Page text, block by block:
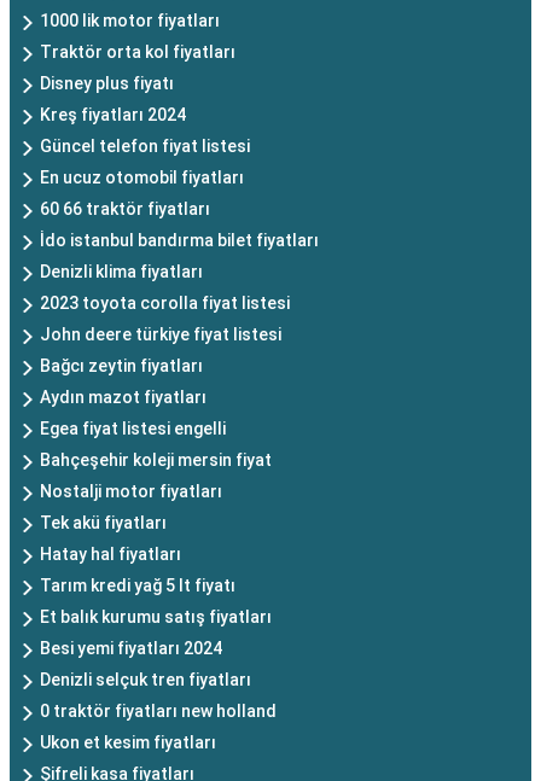
1000 lik motor fiyatları
Traktör orta kol fiyatları
Disney plus fiyatı
Kreş fiyatları 2024
Güncel telefon fiyat listesi
En ucuz otomobil fiyatları
60 66 traktör fiyatları
İdo istanbul bandırma bilet fiyatları
Denizli klima fiyatları
2023 toyota corolla fiyat listesi
John deere türkiye fiyat listesi
Bağcı zeytin fiyatları
Aydın mazot fiyatları
Egea fiyat listesi engelli
Bahçeşehir koleji mersin fiyat
Nostalji motor fiyatları
Tek akü fiyatları
Hatay hal fiyatları
Tarım kredi yağ 5 lt fiyatı
Et balık kurumu satış fiyatları
Besi yemi fiyatları 2024
Denizli selçuk tren fiyatları
0 traktör fiyatları new holland
Ukon et kesim fiyatları
Şifreli kasa fiyatları